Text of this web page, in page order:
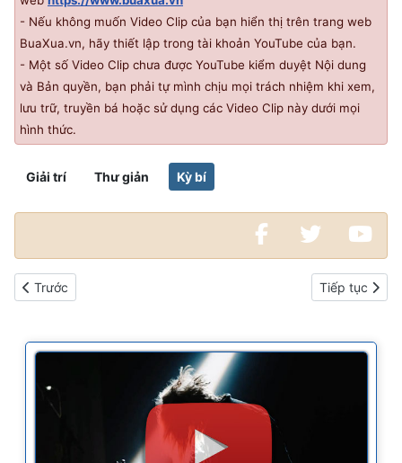
- Nếu không muốn Video Clip của bạn hiển thị trên trang web
BuaXua.vn, hãy thiết lập trong tài khoản YouTube của bạn.
- Một số Video Clip chưa được YouTube kiểm duyệt Nội dung
và Bản quyền, bạn phải tự mình chịu mọi trách nhiệm khi xem,
lưu trữ, truyền bá hoặc sử dụng các Video Clip này dưới mọi
hình thức.
Giải trí Thư giản Kỳ bí
Bài viết trước: Xem video clip Phật pháp mới nhất
Trước Bài viết kế
Tiếp tục